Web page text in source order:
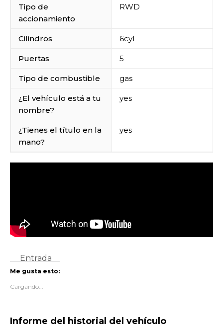
Tipo de
accionamiento
RWD
Cilindros 6cyl
Puertas 5
Tipo de combustible gas
¿El vehículo está a tu
nombre?
yes
¿Tienes el título en la
mano?
yes
Entrada
Me gusta esto:
Cargando...
Informe del historial del vehículo